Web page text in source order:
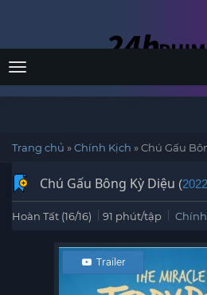
Menu
Trang chủ »Chính Kịch »Chú Gấu
Chú Gấu Bông Kỳ Diệu (2022
Hoàn Tất (16/16) 91 phút/tập
Trailer